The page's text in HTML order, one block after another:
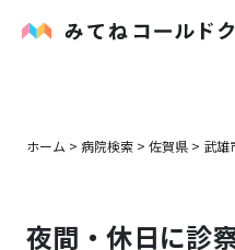
花粉症
ホーム > 病院検索 > 佐賀県 > 武雄
夜間・休日に診